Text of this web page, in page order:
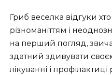
Гриб веселка відгуки
різноманіттям і
на перший погляд,
здатний здивувати
лікуванні і